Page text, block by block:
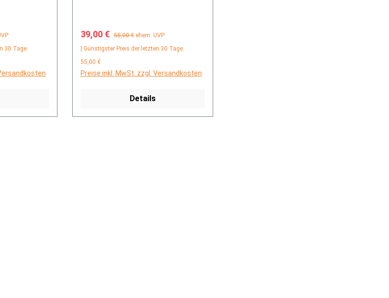
30 Tage:
Verkaufspreis:
39,00 € Regulärer Preis:
55,00 € ehem. UVP
| Günstigster Preis der letzten 30 Tage:
55,00 €
Preise inkl. MwSt. zzgl. Versandkosten
Details